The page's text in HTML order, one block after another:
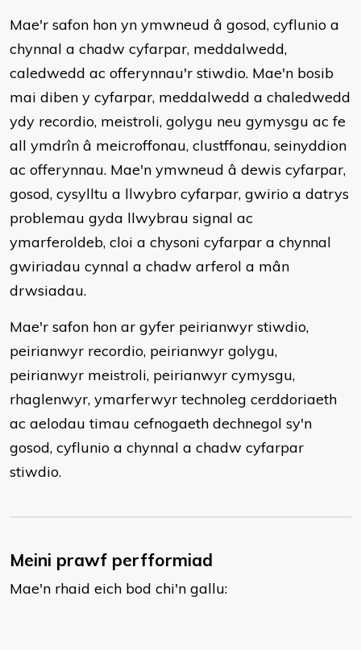
​Mae'r safon hon yn ymwneud â gosod, cyflunio a
chynnal a chadw cyfarpar, meddalwedd,
caledwedd ac offerynnau'r stiwdio. Mae'n bosib
mai diben y cyfarpar, meddalwedd a chaledwedd
ydy recordio, meistroli, golygu neu gymysgu ac fe
all ymdrîn â meicroffonau, clustffonau, seinyddion
ac offerynnau. Mae'n ymwneud â dewis cyfarpar,
gosod, cysylltu a llwybro cyfarpar, gwirio a datrys
problemau gyda llwybrau signal ac
ymarferoldeb, cloi a chysoni cyfarpar a chynnal
gwiriadau cynnal a chadw arferol a mân
drwsiadau.
Mae'r safon hon ar gyfer peirianwyr stiwdio,
peirianwyr recordio, peirianwyr golygu,
peirianwyr meistroli, peirianwyr cymysgu,
rhaglenwyr, ymarferwyr technoleg cerddoriaeth
ac aelodau timau cefnogaeth dechnegol sy'n
gosod, cyflunio a chynnal a chadw cyfarpar
stiwdio.
Meini prawf perfformiad
Mae'n rhaid eich bod chi'n gallu: